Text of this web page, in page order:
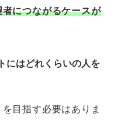
につながるケースが
にはどれくらいの人を
目指す必要はありま